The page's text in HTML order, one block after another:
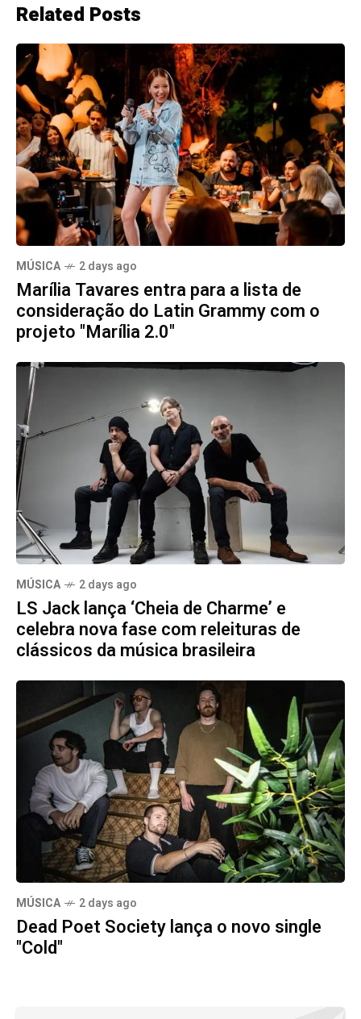
Related Posts
MÚSICA 2 days ago
Marília Tavares entra para a lista de
consideração do Latin Grammy com o
projeto "Marília 2.0"
MÚSICA 2 days ago
LS Jack lança ‘Cheia de Charme’ e
celebra nova fase com releituras de
clássicos da música brasileira
MÚSICA 2 days ago
Dead Poet Society lança o novo single
"Cold"